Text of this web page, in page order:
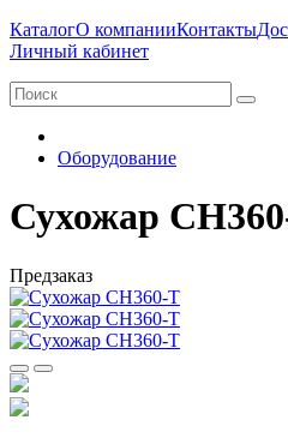
КаталогО компанииКонтакты
Личный кабинет
Оборудование
Сухожар
Предзаказ